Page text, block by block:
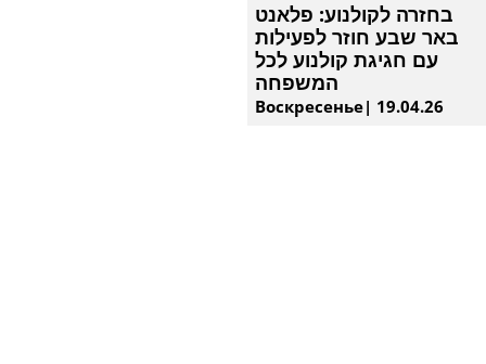
בחזרה לקולנוע: פלאנט
באר שבע חוזר לפעילות
עם חגיגת קולנוע לכל
המשפחה
Воскресенье| 19.04.26